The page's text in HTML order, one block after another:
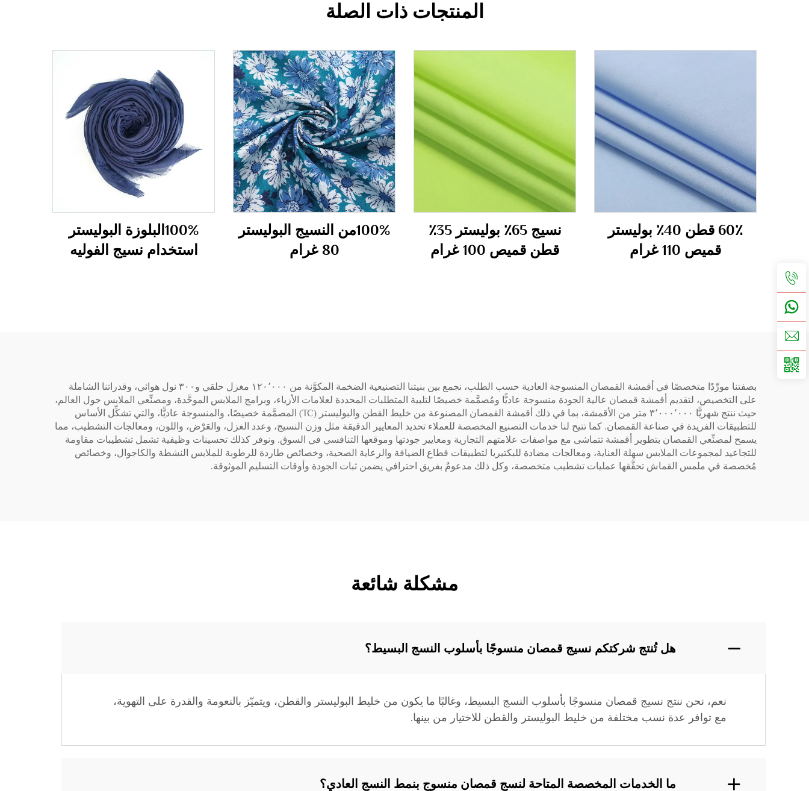
المنتجات ذات الصلة
60٪ قطن 40٪ بوليستر
قميص 110 غرام
نسيج 65٪ بوليستر 35٪
قطن قميص 100 غرام
100%من النسيج البوليستر
80 غرام
100%البلوزة البوليستر
استخدام نسيج الفوليه
بصفتنا مورِّدًا متخصصًا في أقمشة القمصان المنسوجة العادية حسب الطلب، نجمع بين بنيتنا التصنيعية الضخمة المكوَّنة من ١٢٠٬٠٠٠ مغزل حلقي و٣٠٠ نول هوائي، وقدراتنا الشاملة
على التخصيص، لتقديم أقمشة قمصان عالية الجودة منسوجة عاديًّا ومُصمَّمة خصيصًا لتلبية المتطلبات المحددة لعلامات الأزياء، وبرامج الملابس الموحَّدة، ومصنِّعي الملابس حول العالم،
حيث ننتج شهريًّا ٣٬٠٠٠٬٠٠٠ متر من الأقمشة، بما في ذلك أقمشة القمصان المصنوعة من خليط القطن والبوليستر (TC) المصمَّمة خصيصًا، والمنسوجة عاديًّا، والتي تشكِّل الأساس
للتطبيقات الفريدة في صناعة القمصان. كما تتيح لنا خدمات التصنيع المخصصة للعملاء تحديد المعايير الدقيقة مثل وزن النسيج، وعدد الغزل، والعَرْض، واللون، ومعالجات التشطيب، مما
يسمح لمصنِّعي القمصان بتطوير أقمشة تتماشى مع مواصفات علامتهم التجارية ومعايير جودتها وموقعها التنافسي في السوق. ونوفر كذلك تحسينات وظيفية تشمل تشطيبات مقاومة
للتجاعيد لمجموعات الملابس سهلة العناية، ومعالجات مضادة للبكتيريا لتطبيقات قطاع الضيافة والرعاية الصحية، وخصائص طاردة للرطوبة للملابس النشطة والكاجوال، وخصائص
مُخصصة في ملمس القماش تحقَّقها عمليات تشطيب متخصصة، وكل ذلك مدعومٌ بفريق احترافي يضمن ثبات الجودة وأوقات التسليم الموثوقة.
مشكلة شائعة
هل تُنتج شركتكم نسيج قمصان منسوجًا بأسلوب النسج البسيط؟
نعم، نحن ننتج نسيج قمصان منسوجًا بأسلوب النسج البسيط، وغالبًا ما يكون من خليط البوليستر والقطن، ويتميّز بالنعومة والقدرة على التهوية،
مع توافر عدة نسب مختلفة من خليط البوليستر والقطن للاختيار من بينها.
ما الخدمات المخصصة المتاحة لنسج قمصان منسوج بنمط النسج العادي؟